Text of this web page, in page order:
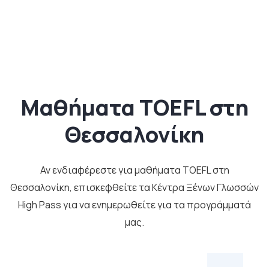
Μαθήματα TOEFL στη
Θεσσαλονίκη
Αν ενδιαφέρεστε για μαθήματα TOEFL στη
Θεσσαλονίκη, επισκεφθείτε τα Κέντρα Ξένων Γλωσσών
High Pass για να ενημερωθείτε για τα προγράμματά
μας.